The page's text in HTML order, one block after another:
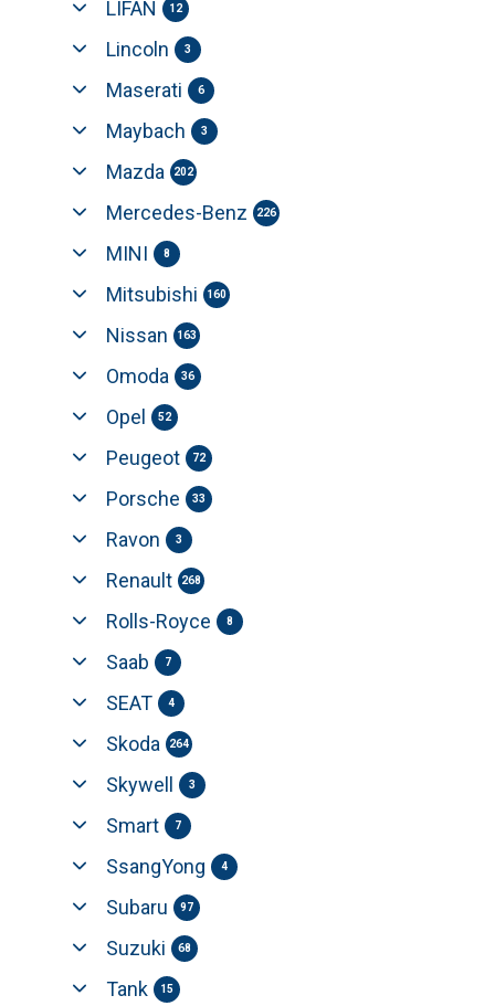
LIFAN 12
Lincoln 3
Maserati 6
Maybach 3
Mazda 202
Mercedes-Benz 226
MINI 8
Mitsubishi 160
Nissan 163
Omoda 36
Opel 52
Peugeot 72
Porsche 33
Ravon 3
Renault 268
Rolls-Royce 8
Saab 7
SEAT 4
Skoda 264
Skywell 3
Smart 7
SsangYong 4
Subaru 97
Suzuki 68
Tank 15